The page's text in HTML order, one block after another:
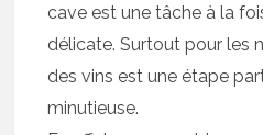
cave est une tâche à la
délicate. Surtout pour les
des vins est une étape
minutieuse.